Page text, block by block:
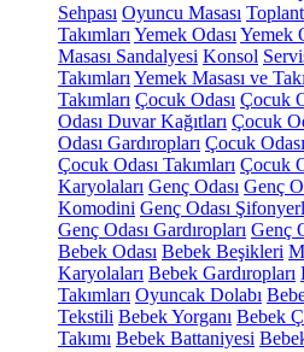
Sehpası Oyuncu Masası
Takımları Yemek Odası Yemek
Masası Sandalyesi Konsol
Takımları Yemek Masası ve
Takımları Çocuk Odası Çocuk
Odası Duvar Kağıtları Çocuk
Odası Gardıropları Çocuk
Çocuk Odası Takımları Çocuk
Karyolaları Genç Odası Genç
Komodini Genç Odası
Genç Odası Gardıropları Genç
Bebek Odası Bebek Beşikleri
Karyolaları Bebek Gardıropları
Takımları Oyuncak Dolabı
Tekstili Bebek Yorganı Bebek
Takımı Bebek Battaniyesi